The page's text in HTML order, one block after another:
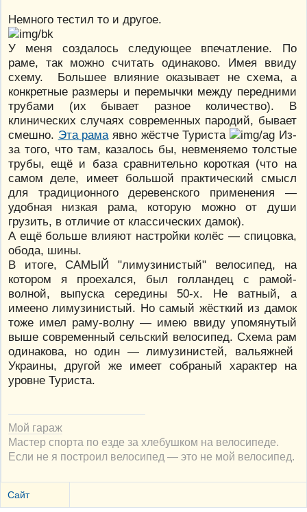
Немного тестил то и другое.
У меня создалось следующее впечатление. По
раме, так можно считать одинаково. Имея ввиду
схему. Большее влияние оказывает не схема, а
конкретные размеры и перемычки между передними
трубами (их бывает разное количество). В
клинических случаях современных пародий, бывает
смешно. Эта рама явно жёстче Туриста
Из-
за того, что там, казалось бы, невменяемо толстые
трубы, ещё и база сравнительно короткая (что на
самом деле, имеет большой практический смысл
для традиционного деревенского применения —
удобная низкая рама, которую можно от души
грузить, в отличие от классических дамок).
А ещё больше влияют настройки колёс — спицовка,
обода, шины.
В итоге, САМЫЙ "лимузинистый" велосипед, на
котором я проехался, был голландец с рамой-
волной, выпуска середины 50-х. Не ватный, а
имеено лимузинистый. Но самый жёсткий из дамок
тоже имел раму-волну — имею ввиду упомянутый
выше современный сельский велосипед. Схема рам
одинакова, но один — лимузинистей, вальяжней
Украины, другой же имеет собраный характер на
уровне Туриста.
Мой гараж
Мастер спорта по езде за хлебушком на велосипеде.
Если не я построил велосипед — это не мой велосипед.
Сайт